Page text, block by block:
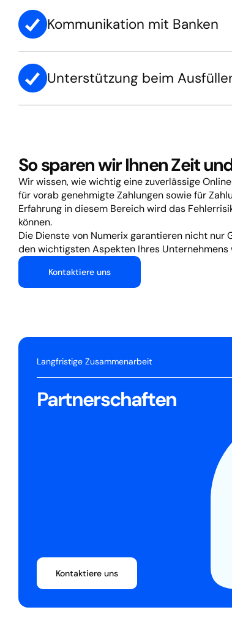
Kommunikation mit Banken
Unterstützung beim
So sparen wir Ihnen Zeit
Wir wissen, wie wichtig eine zuverlässige
für vorab genehmigte Zahlungen sowie für
Erfahrung in diesem Bereich wird das
können.
Die Dienste von Numerix garantieren nicht nur
den wichtigsten Aspekten Ihres Unternehmens
Kontaktiere uns
Langfristige Zusammenarbeit
Partnerschaften
Kontaktiere uns